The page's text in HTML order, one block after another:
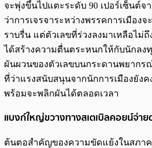
จะพุ่งขึ้นไปแตะระดับ 90 เปอร์เซ็นต์จ
ว่าการเจรจาระหว่างพรรคการเมืองจ
ราบรื่น แต่ตัวเลขที่ร่วงลงมาเหลือไม่
ได้สร้างความตื่นตระหนกให้กับนักลง
ผันผวนของตัวเลขบนกระดานพยากร
ที่ว่าแรงสนับสนุนจากนักการเมืองยังค
พร้อมจะพลิกผันได้ตลอดเวลา
แบงก์ใหญ่ขวางทางสเตเบิลคอยน์จ่า
ต้นตอสำคัญของความขัดแย้งในสภา